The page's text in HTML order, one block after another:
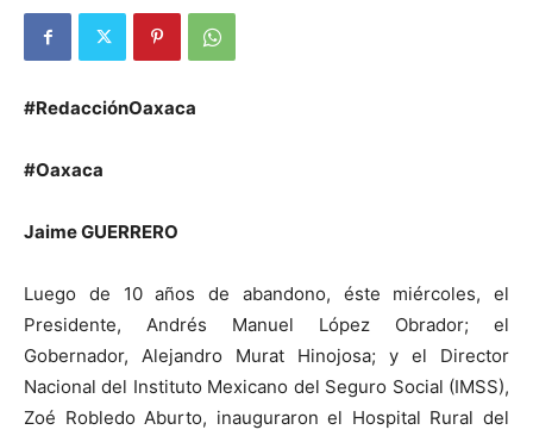
#RedacciónOaxaca
#Oaxaca
Jaime GUERRERO
Luego de 10 años de abandono, éste miércoles, el
Presidente, Andrés Manuel López Obrador; el
Gobernador, Alejandro Murat Hinojosa; y el Director
Nacional del Instituto Mexicano del Seguro Social (IMSS),
Zoé Robledo Aburto, inauguraron el Hospital Rural del